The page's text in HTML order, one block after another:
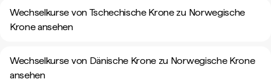
Wechselkurse von Tschechische Krone zu Norwegische
Krone ansehen
Wechselkurse von Dänische Krone zu Norwegische Krone
ansehen